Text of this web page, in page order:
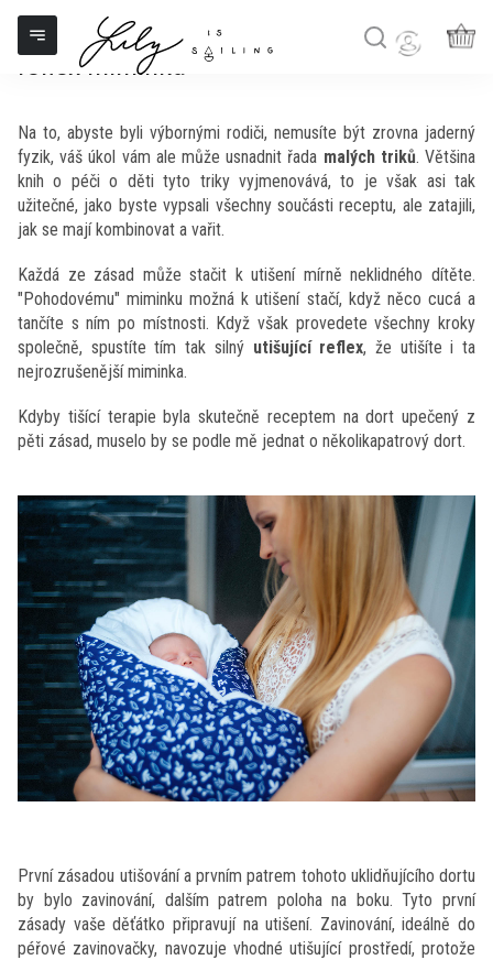
obsahPět kroků, kterými spustíte utišující
reflex miminka
Na to, abyste byli výbornými rodiči, nemusíte být zrovna jaderný
fyzik, váš úkol vám ale může usnadnit řada malých triků. Většina
knih o péči o děti tyto triky vyjmenovává, to je však asi tak
užitečné, jako byste vypsali všechny součásti receptu, ale zatajili,
jak se mají kombinovat a vařit.
Každá ze zásad může stačit k utišení mírně neklidného dítěte.
"Pohodovému" miminku možná k utišení stačí, když něco cucá a
tančíte s ním po místnosti. Když však provedete všechny kroky
společně, spustíte tím tak silný utišující reflex, že utišíte i ta
nejrozrušenější miminka.
Kdyby tišící terapie byla skutečně receptem na dort upečený z
pěti zásad, muselo by se podle mě jednat o několikapatrový dort.
První zásadou utišování a prvním patrem tohoto uklidňujícího dortu
by bylo zavinování, dalším patrem poloha na boku. Tyto první
zásady vaše děťátko připravují na utišení. Zavinování, ideálně do
péřové zavinovačky, navozuje vhodné utišující prostředí, protože